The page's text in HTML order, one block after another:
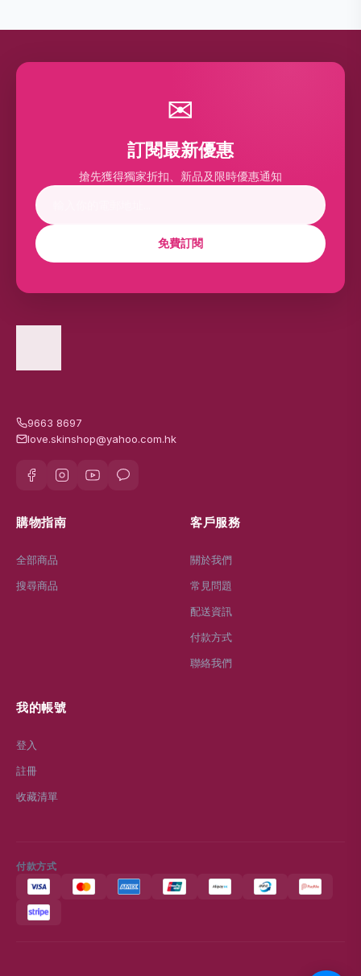
✉
訂閱最新優惠
搶先獲得獨家折扣、新品及限時優惠通知
免費訂閱
9663 8697
love.skinshop@yahoo.com.hk
購物指南
全部商品
搜尋商品
客戶服務
關於我們
常見問題
配送資訊
付款方式
聯絡我們
我的帳號
登入
註冊
收藏清單
付款方式